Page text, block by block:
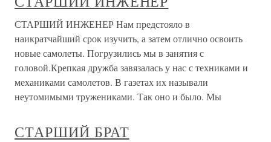
СТАРШИЙ ИНЖЕНЕР Нам предстояло в
наикратчайший срок изучить, а затем отлично освоить
новые самолеты. Погрузились мы в занятия с
головой.Крепкая дружба завязалась у нас с техниками и
механиками самолетов. В газетах их называли
неутомимыми тружениками. Так оно и было. Мы
СТАРШИЙ БРАТ